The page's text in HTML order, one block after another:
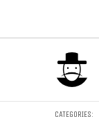
CATEGORIES: